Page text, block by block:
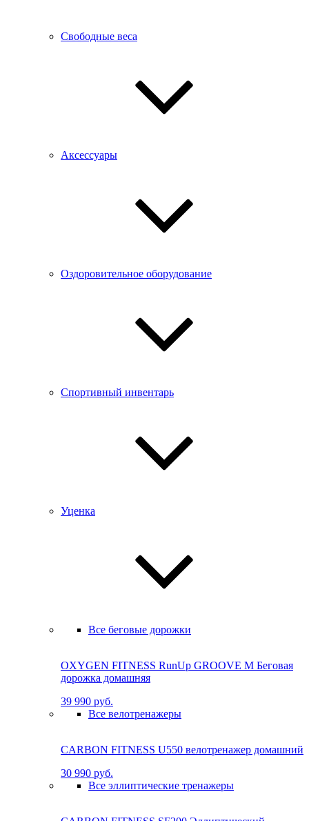
Свободные веса
Аксессуары
Оздоровительное оборудование
Спортивный инвентарь
Уценка
Все беговые дорожки
OXYGEN FITNESS RunUp GROOVE M Бе­го­вая
до­рож­ка до­маш­няя
39 990 руб.
Все велотренажеры
CARBON FITNESS U550 велотренажер домашний
30 990 руб.
Все эллиптические тренажеры